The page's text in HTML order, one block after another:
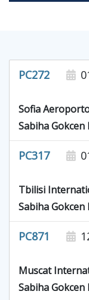
PC272
Sofia
Sabiha
PC317
Tbilisi
Sabiha
PC871
Muscat
Sabiha